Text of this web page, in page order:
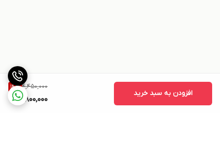
4,450,000
14%
3,800,000
افزودن به سبد خرید